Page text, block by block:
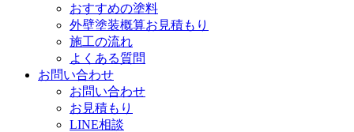
おすすめの塗料
外壁塗装概算お見積もり
施工の流れ
よくある質問
お問い合わせ
お問い合わせ
お見積もり
LINE相談